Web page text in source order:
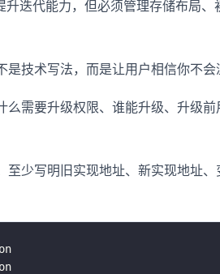
迭代能力，但必须管理存储布局
是技术写法，而是让用户相信你不会
么需要升级权限、谁能升级、升级
至少写明旧实现地址、新实现地址